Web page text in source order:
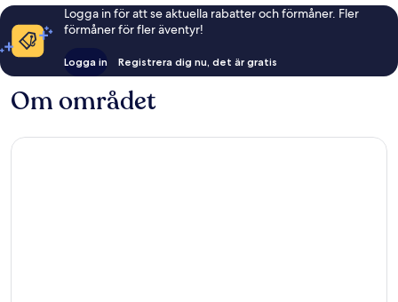
Logga in för att se aktuella rabatter och förmåner. Fler
förmåner för fler äventyr!
Logga in Registrera dig nu, det är gratis
Om området